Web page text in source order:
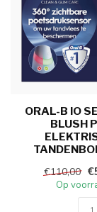
ORAL-B IO
BLUSH
€110,00
Op